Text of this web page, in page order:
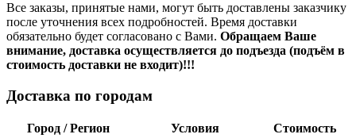
Все заказы, принятые нами, могут быть доставлены заказчику
после уточнения всех подробностей. Время доставки
обязательно будет согласовано с Вами. Обращаем Ваше
внимание, доставка осуществляется до подъезда (подъём в
стоимость доставки не входит)!!!
Доставка по городам
Город / Регион Условия
Стоимость